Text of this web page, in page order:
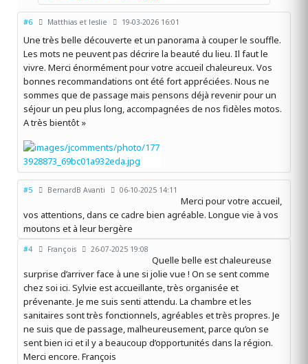
#6 Matthias et leslie 19-03-2026 16:01
Une très belle découverte et un panorama à couper le souffle.
Les mots ne peuvent pas décrire la beauté du lieu. Il faut le
vivre. Merci énormément pour votre accueil chaleureux. Vos
bonnes recommandations ont été fort appréciées. Nous ne
sommes que de passage mais pensons déjà revenir pour un
séjour un peu plus long, accompagnées de nos fidèles motos.
A très bientôt »
#5 BernardB Avanti 06-10-2025 14:11
Merci pour votre accueil,
vos attentions, dans ce cadre bien agréable. Longue vie à vos
moutons et à leur bergère
#4 François 26-07-2025 19:08
Quelle belle est chaleureuse
surprise d’arriver face à une si jolie vue ! On se sent comme
chez soi ici. Sylvie est accueillante, très organisée et
prévenante. Je me suis senti attendu. La chambre et les
sanitaires sont très fonctionnels, agréables et très propres. Je
ne suis que de passage, malheureusement, parce qu’on se
sent bien ici et il y a beaucoup d’opportunités dans la région.
Merci encore. François